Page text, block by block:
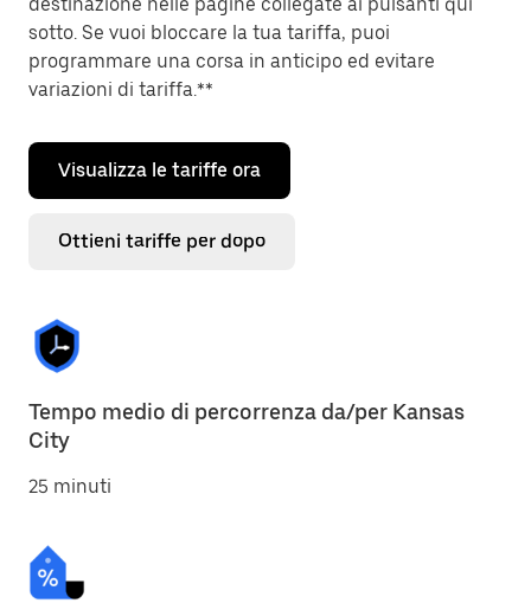
sotto. Se vuoi bloccare la tua tariffa, puoi
programmare una corsa in anticipo ed evitare
variazioni di tariffa.**
Visualizza le tariffe ora
Ottieni tariffe per dopo
Tempo medio di percorrenza da/per Kansas
City
25 minuti